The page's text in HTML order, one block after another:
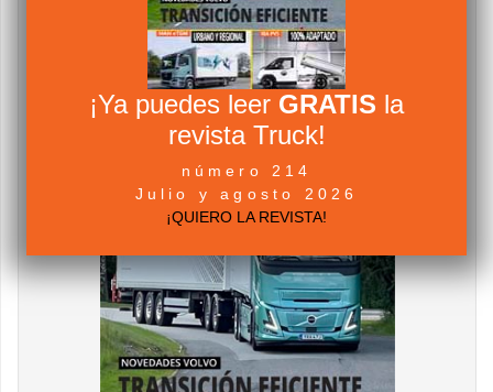
¡Ya puedes leer GRATIS la
revista Truck!
número 214
Julio y agosto 2026
¡QUIERO LA REVISTA!